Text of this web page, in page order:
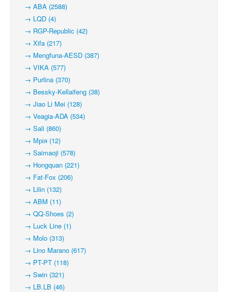
→ ABA (2588)
→ LQD (4)
→ RGP-Republic (42)
→ Xifa (217)
→ Mengfuna-AESD (387)
→ VIKA (577)
→ Purlina (370)
→ Bessky-Kellaifeng (38)
→ Jiao Li Mei (128)
→ Veagia-ADA (534)
→ Sali (860)
→ Мрія (12)
→ Saimaoji (578)
→ Hongquan (221)
→ Fat-Fox (206)
→ Lilin (132)
→ ABM (11)
→ QQ-Shoes (2)
→ Luck Line (1)
→ Molo (313)
→ Lino Marano (617)
→ PT-PT (118)
→ Swin (321)
→ LB.LB (46)